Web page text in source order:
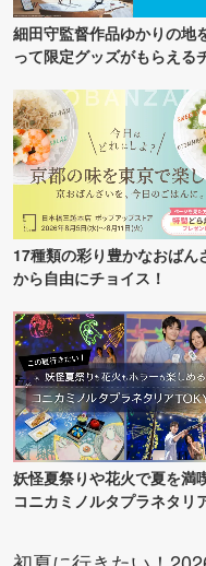
細田守監督作品ゆかりの地
って限定グッズがもらえる
17種類の彩り豊かなおばん
から自由にチョイス！
妖怪夏祭りや花火で夏を満
コニカミノルタプラネタリ